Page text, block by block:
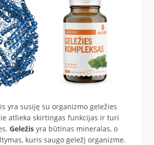
yra susiję su organizmo geležies
atlieka skirtingas funkcijas ir turi
Geležisyra būtinas mineralas, o
kuris saugo geležį organizme.